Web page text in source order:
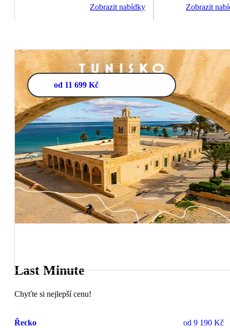
Zobrazit nabídky
Zobrazit
od 11 699 Kč
Last Minute
Chyťte si nejlepší cenu!
Řecko od 9 190 Kč